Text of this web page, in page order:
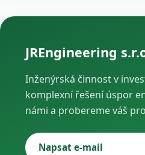
JREngineering
Inženýrská činnost v
komplexní řešení úspor
námi a probereme váš
Napsat e-mail